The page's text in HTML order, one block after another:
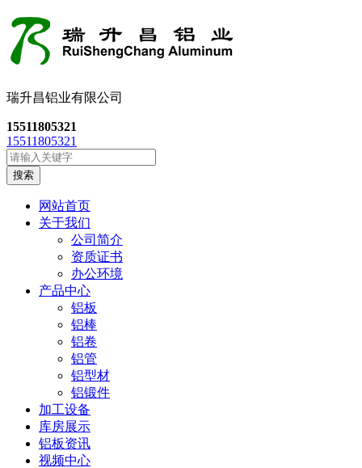
瑞升昌铝业有限公司
15511805321
15511805321
搜索
网站首页
关于我们
公司简介
资质证书
办公环境
产品中心
铝板
铝棒
铝卷
铝管
铝型材
铝锻件
加工设备
库房展示
铝板资讯
视频中心